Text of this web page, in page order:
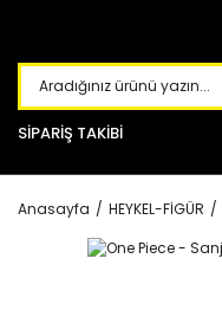
SİPARİŞ TAKİBİ
Anasayfa HEYKEL-FİGÜR